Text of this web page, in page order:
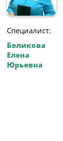
Специалист:
Беликова
Елена
Юрьевна